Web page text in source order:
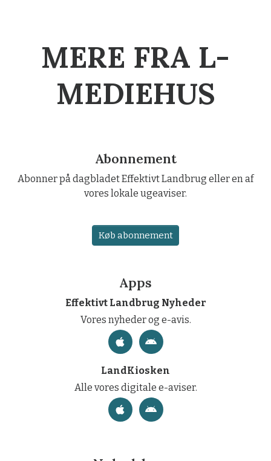
MERE FRA L-
MEDIEHUS
Abonnement
Abonner på dagbladet Effektivt Landbrug eller en af
vores lokale ugeaviser.
Køb abonnement
Apps
Effektivt Landbrug Nyheder
Vores nyheder og e-avis.
LandKiosken
Alle vores digitale e-aviser.